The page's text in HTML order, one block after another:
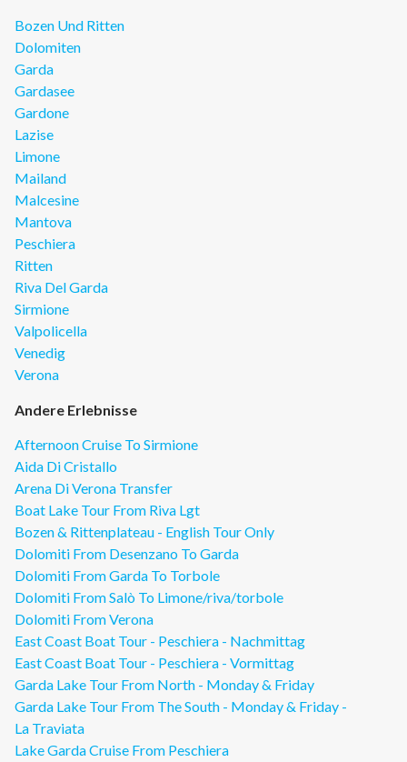
Bozen Und Ritten
Dolomiten
Garda
Gardasee
Gardone
Lazise
Limone
Mailand
Malcesine
Mantova
Peschiera
Ritten
Riva Del Garda
Sirmione
Valpolicella
Venedig
Verona
Andere Erlebnisse
Afternoon Cruise To Sirmione
Aida Di Cristallo
Arena Di Verona Transfer
Boat Lake Tour From Riva Lgt
Bozen & Rittenplateau - English Tour Only
Dolomiti From Desenzano To Garda
Dolomiti From Garda To Torbole
Dolomiti From Salò To Limone/riva/torbole
Dolomiti From Verona
East Coast Boat Tour - Peschiera - Nachmittag
East Coast Boat Tour - Peschiera - Vormittag
Garda Lake Tour From North - Monday & Friday
Garda Lake Tour From The South - Monday & Friday -
La Traviata
Lake Garda Cruise From Peschiera